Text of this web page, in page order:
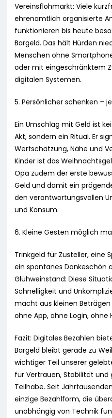
Vereinsflohmarkt: Viele
ehrenamtlich organisierte
funktionieren bis heute
Bargeld. Das hält Hürden
Menschen ohne
oder mit eingeschränktem
digitalen Systemen.
5. Persönlicher schenken –
Ein Umschlag mit Geld ist
Akt, sondern ein Ritual. Er
Wertschätzung, Nähe und
Kinder ist das
Opa zudem der erste
Geld und damit ein
den verantwortungsvollen
und Konsum.
6. Kleine Gesten möglich
Trinkgeld für Zusteller, eine
ein spontanes Dankeschön
Glühweinstand: Diese
Schnelligkeit und
macht aus kleinen
ohne App, ohne Login, ohne
Fazit: Digitales Bezahlen
Bargeld bleibt gerade zu
wichtiger Teil unserer
für Vertrauen, Stabilität und
Teilhabe. Seit
einzige Bezahlform, die
unabhängig von Technik